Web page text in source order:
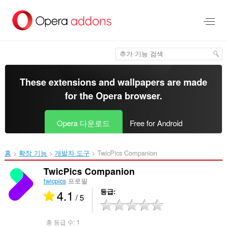
건
These extensions and wallpapers are made
for theOpera browser.
Opera 다운로드 Free for Android
홈 확장 기능 개발자 도구 TwicPics Companion‎
TwicPics Companion
twicpics프로필
4.1 / 5 등급
총 등급 수: 1